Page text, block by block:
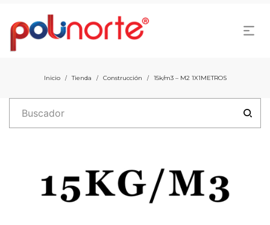
Inicio / Tienda / Construcción / 15k/m3 – M2 1X1METROS